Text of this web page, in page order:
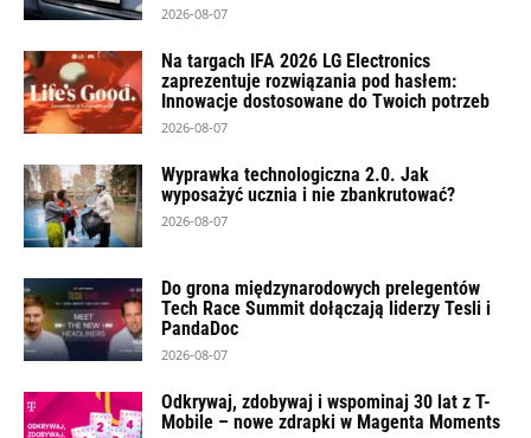
2026-08-07
Na targach IFA 2026 LG Electronics
zaprezentuje rozwiązania pod hasłem:
Innowacje dostosowane do Twoich potrzeb
2026-08-07
Wyprawka technologiczna 2.0. Jak
wyposażyć ucznia i nie zbankrutować?
2026-08-07
Do grona międzynarodowych prelegentów
Tech Race Summit dołączają liderzy Tesli i
PandaDoc
2026-08-07
Odkrywaj, zdobywaj i wspominaj 30 lat z T-
Mobile – nowe zdrapki w Magenta Moments